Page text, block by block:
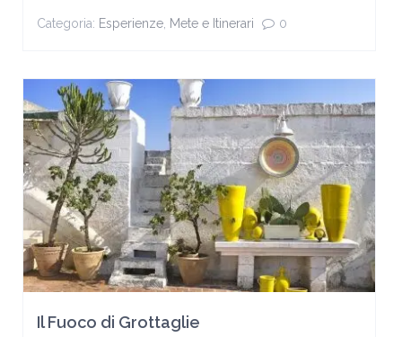
Categoria: Esperienze, Mete e Itinerari 0
Il Fuoco di Grottaglie